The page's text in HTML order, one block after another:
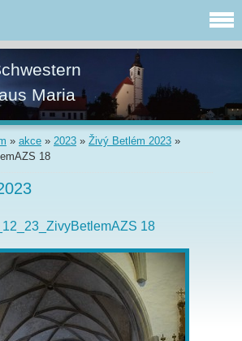
Maria
» akce » 2023 » Živý Betlém 2023 »
18
18